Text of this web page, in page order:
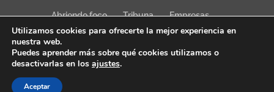
Abriendo foco Tribuna
Empresas
Actualidad
Innovación Tendencias
Interfaz Magazine 2022 © News, trends & public affairs
Utilizamos cookies para ofrecerte la mejor experiencia en
nuestra web.
Puedes aprender más sobre qué cookies utilizamos o
desactivarlas en los ajustes.
Aceptar